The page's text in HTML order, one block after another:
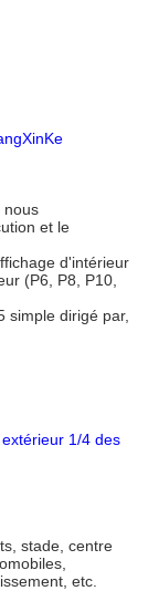
nous
et le
d'intérieur
(P6, P8, P10,
simple dirigé par,
1/4 des
stade, centre
etc.